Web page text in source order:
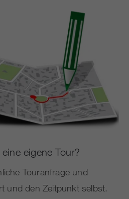
eigene Tour?
Touranfrage und
und den Zeitpunkt selbst.